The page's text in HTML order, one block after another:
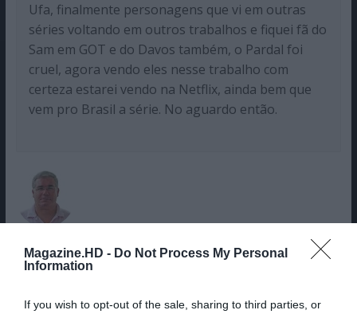
Magazine.HD - Do Not Process My Personal
Information
If you wish to opt-out of the sale, sharing to third parties, or
Ufa, finalmente personagens que vi em outras
séries voltando em outros trabalhos e fiquei fã do
Sam em GOT e do Davos também, o Pardal foi
cruel, agora vendo eles nesse trabalho com
certeza estarei vendo na Netflix, ainda bem que
vem pro Brasil a série. No aguardo então.
25 de Março de 2024 at 4:18